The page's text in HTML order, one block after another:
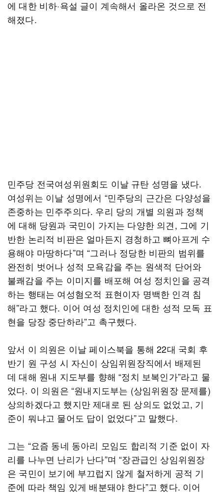
에 대한 비하·욕설 글이 계속해서 올라온 것으로 전
해졌다.
민주당 전국여성위원회도 이날 규탄 성명을 냈다.
여성위는 이날 성명에서 “민주당의 근간은 다양성을
존중하는 민주주의다. 우리 당의 개별 의원과 정책
에 대해 당원과 국민이 가지는 다양한 의견, 그에 기
반한 논리적 비판은 얼마든지 경청하고 뼈아프게 수
용해야 마땅하다”며 “그러나 정당한 비판의 범위를
완전히 벗어나 성적 모욕감을 주는 원색적 단어와
불쾌감을 주는 이미지를 배포해 여성 정치인을 공격
하는 행태는 여성혐오적 표현이자 명백한 인격 침
해”라고 했다. 이어 여성 정치인에 대한 성적 모독 표
현을 당장 중단하라”고 촉구했다.
앞서 이 의원은 이날 페이스북을 통해 22대 국회 후
반기 원 구성 시 자신이 상임위원장직에서 배제된
데 대해 원내 지도부를 향해 “정치 보복인가”라고 물
었다. 이 의원은 “원내지도부는 (상임위원장 문제를)
상의하겠다고 했지만 제대로 된 상의도 없었고, 기
준이 뭐냐고 물어도 답이 없었다”고 말했다.
그는 “요즘 동네 동아리 모임도 합리적 기준 없이 자
리를 나누면 난리가 난다”며 “장관급인 상임위원장
은 국민이 보기에 부끄럽지 않게 철저하게 공적 기
준에 따라 책임 있게 배분돼야 한다”고 했다. 이어